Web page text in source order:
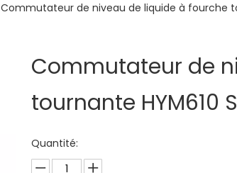
Commutateur de niveau de liquide à fourche
Commutateur de
tournante HYM610
Quantité: